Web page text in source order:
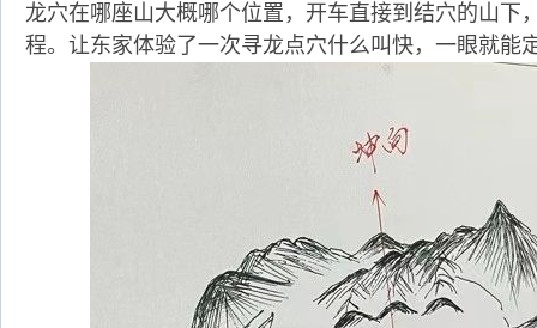
龙穴在哪座山大概哪个位置，开车直接到结穴的山下
程。让东家体验了一次寻龙点穴什么叫快，一眼就能